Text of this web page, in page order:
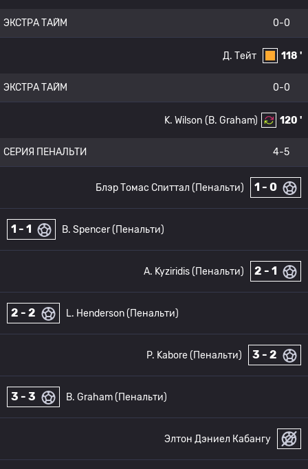
ЭКСТРА ТАЙМ 0-0
118 '
Д. Тейт
ЭКСТРА ТАЙМ 0-0
120 '
(B. Graham)
K. Wilson
СЕРИЯ ПЕНАЛЬТИ 4-5
1 - 0
Блэр Томас Спиттал (Пенальти)
1 - 1 B. Spencer (Пенальти)
2 - 1
A. Kyziridis (Пенальти)
2 - 2 L. Henderson (Пенальти)
3 - 2
P. Kabore (Пенальти)
3 - 3 B. Graham (Пенальти)
Элтон Дэниел Кабангу